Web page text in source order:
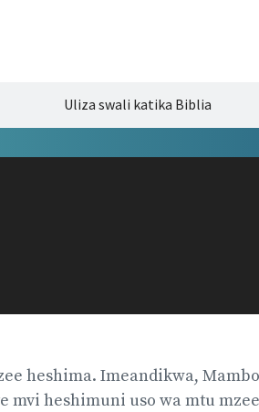
Uliza swali katika Biblia
heshima. Imeandikwa,
mvi heshimuni uso wa mtu